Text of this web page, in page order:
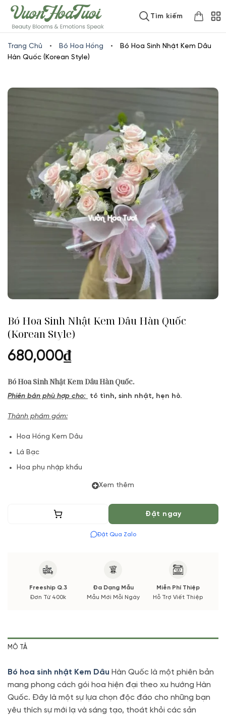
www.vuonhoatuoi.vnSkip
to
content
Tìm kiếm
Trang Chủ • Bó Hoa Hồng •
Bó Hoa Sinh Nhật Kem Dâu
Hàn Quốc (Korean Style)
Bó Hoa Sinh Nhật Kem Dâu Hàn Quốc
(Korean Style)
680,000₫
Bó Hoa Sinh Nhật Kem Dâu Hàn Quốc.
Phiên bản phù hợp cho: tỏ tình, sinh nhật, hẹn hò.
Thành phầm gồm:
Hoa Hồng Kem Dâu
Lá Bạc
Hoa phụ nhập khẩu
(*) Shop hoa tươi với dịch vụ đặt hoa online Vườn Hoa Tươi
đảm bảo phong cách cắm, tone màu sắc.
Nếu có thay đổi về Hoa phụ và thời gian giao sẽ được thông
Xem thêm
Thêm vào giỏ Đặt ngay
Đặt Qua Zalo
Freeship Q.3
Đơn Từ 400k
Đa Dạng Mẫu
Mẫu Mới Mỗi Ngày
Miễn Phí Thiệp
Hỗ Trợ Viết Thiệp
MÔ TẢ
Bó hoa sinh nhật Kem Dâu Hàn Quốc là một phiên bản
mang phong cách gói hoa hiện đại theo xu hướng Hàn
Quốc. Đây là một sự lựa chọn độc đáo cho những bạn
yêu thích sự mới lạ và sáng tạo, thoát khỏi các sản